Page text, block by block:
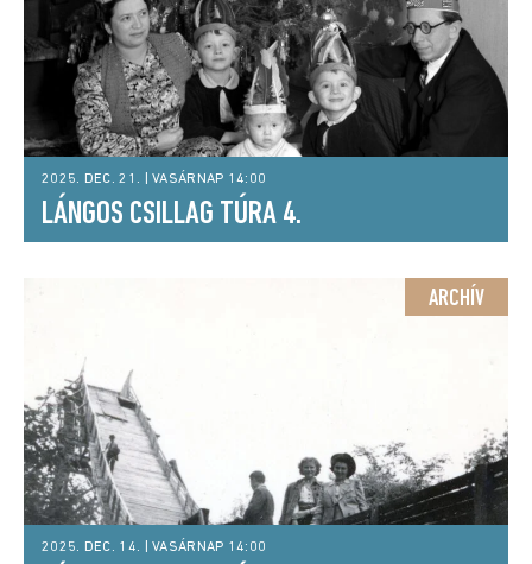
2025. DEC. 21. | VASÁRNAP 14:00
LÁNGOS CSILLAG TÚRA 4.
ARCHÍV
2025. DEC. 14. | VASÁRNAP 14:00